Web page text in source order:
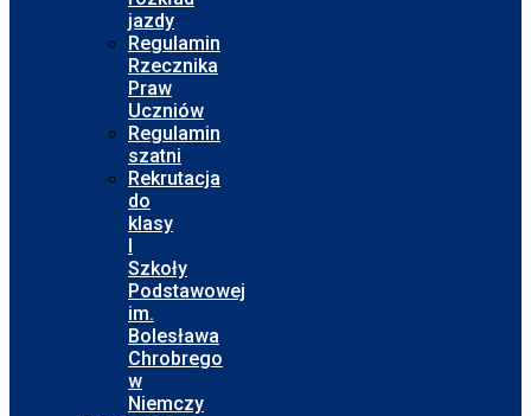
jazdy
Regulamin
Rzecznika
Praw
Uczniów
Regulamin
szatni
Rekrutacja
do
klasy
I
Szkoły
Podstawowej
im.
Bolesława
Chrobrego
w
Niemczy